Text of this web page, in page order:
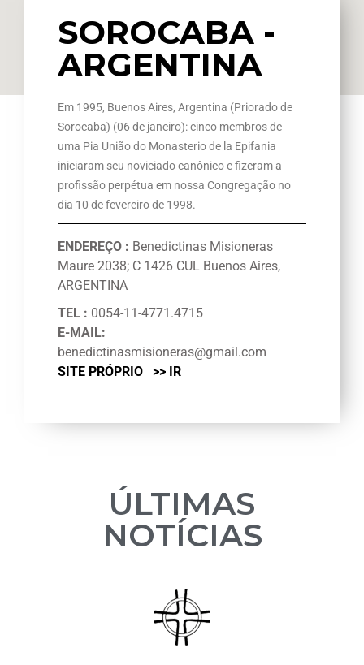
SOROCABA -
ARGENTINA
Em 1995, Buenos Aires, Argentina (Priorado de
Sorocaba) (06 de janeiro): cinco membros de
uma Pia União do Monasterio de la Epifania
iniciaram seu noviciado canônico e fizeram a
profissão perpétua em nossa Congregação no
dia 10 de fevereiro de 1998.
ENDEREÇO : Benedictinas Misioneras
Maure 2038; C 1426 CUL Buenos Aires,
ARGENTINA
TEL : 0054-11-4771.4715
E-MAIL:
benedictinasmisioneras@gmail.com
SITE PRÓPRIO >> IR
ÚLTIMAS
NOTÍCIAS